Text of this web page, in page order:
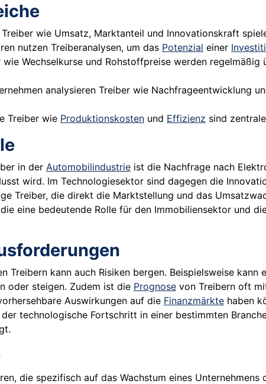
Treiber wie Umsatz, Marktanteil und Innovationskraft
nutzen Treiberanalysen, um das Potenzial einer
wie Wechselkurse und Rohstoffpreise werden
analysieren Treiber wie Nachfrageentwicklung
Treiber wie Produktionskosten und Effizienz sind
in der Automobilindustrie ist die Nachfrage nach
wird. Im Technologiesektor sind dagegen die
Treiber, die direkt die Marktstellung und das
eine bedeutende Rolle für den Immobiliensektor und
Treibern kann auch Risiken bergen. Beispielsweise
oder steigen. Zudem ist die Prognose von Treibern oft
Auswirkungen auf die Finanzmärkte haben
technologische Fortschritt in einer bestimmten
die spezifisch auf das Wachstum eines Unternehmens